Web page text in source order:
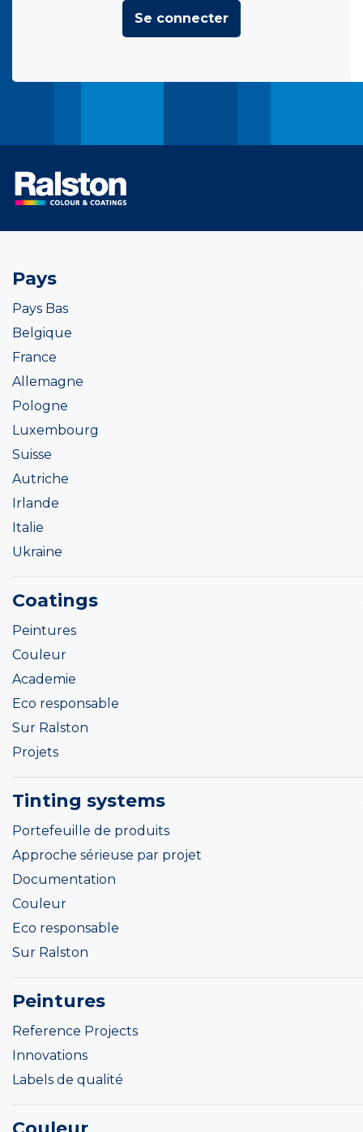
Se connecter
Pays
Pays Bas
Belgique
France
Allemagne
Pologne
Luxembourg
Suisse
Autriche
Irlande
Italie
Ukraine
Coatings
Peintures
Couleur
Academie
Eco responsable
Sur Ralston
Projets
Tinting systems
Portefeuille de produits
Approche sérieuse par projet
Documentation
Couleur
Eco responsable
Sur Ralston
Peintures
Reference Projects
Innovations
Labels de qualité